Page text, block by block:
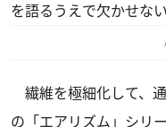
を語るうえで欠かせな
繊維を極細化して、
の「エアリズム」シリ